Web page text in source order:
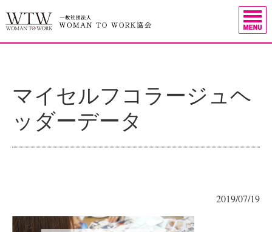
マイセルフコラージュヘ
ッダーデータ
2019/07/19